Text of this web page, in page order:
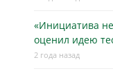
«Инициатива
оценил идею
2 года назад